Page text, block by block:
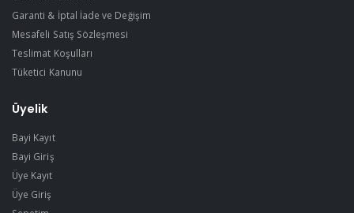
Garanti & İptal İade ve Değişim
Mesafeli Satış Sözleşmesi
Teslimat Koşulları
Tüketici Kanunu
Üyelik
Bayi Kayıt
Bayi Giriş
Üye Kayıt
Üye Giriş